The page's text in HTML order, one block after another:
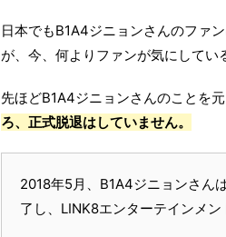
日本でもB1A4ジニョンさんのファ
が、今、何よりファンが気にしてい
先ほどB1A4ジニョンさんのことを
ろ、正式脱退はしていません。
2018年5月、B1A4ジニョンさん
了し、LINK8エンターテインメン